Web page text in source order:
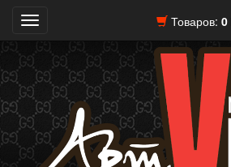
Товаров: 0
Toggle
navigation